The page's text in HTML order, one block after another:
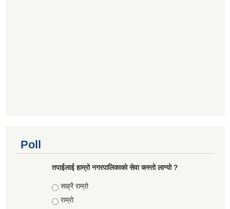
Poll
तपाईलाई हाम्रो नगरपालिकाको सेवा कस्तो लाग्यो ?
Choices
साह्रै राम्रो
राम्रो